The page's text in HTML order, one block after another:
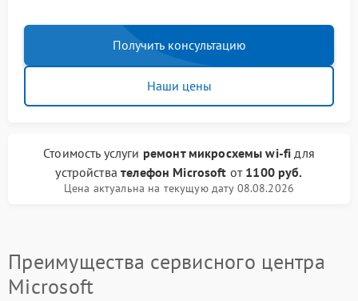
Получить консультацию
Наши цены
Стоимость услуги ремонт микросхемы wi-fi для
устройствателефон Microsoft от 1100 руб.
Цена актуальна на текущую дату 08.08.2026
Преимущества сервисного центра
Microsoft